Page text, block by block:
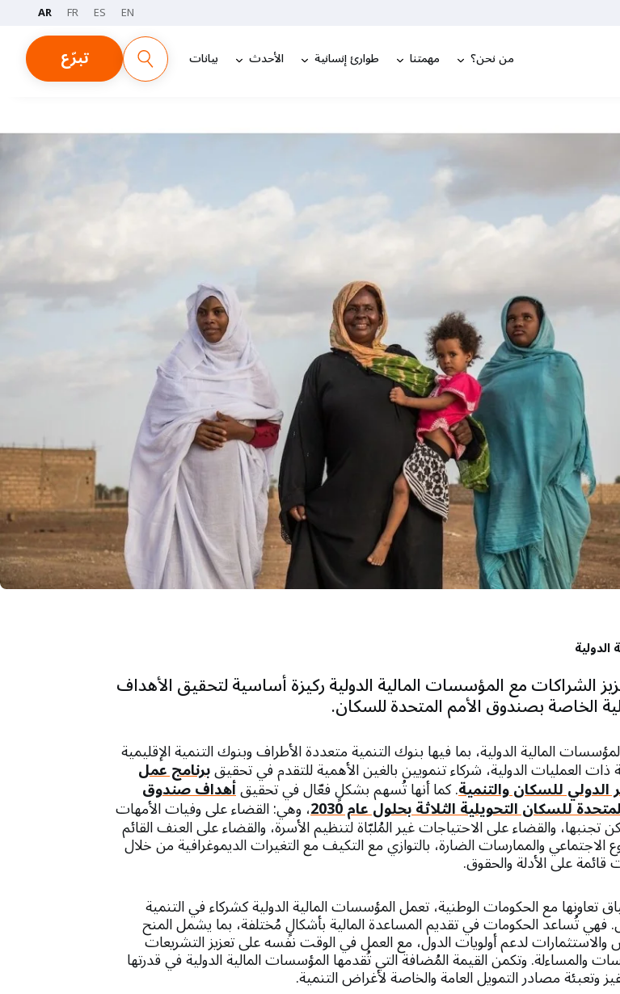
EN
ES
FR
AR
من نحن؟ مهمتنا طوارئ إنسانية الأحدث بيانات تبرّع
الشراكات مع المؤسسات المالية الدولية ركيزة أساسية لتحقيق الأهداف
الخاصة بصندوق الأمم المتحدة للسكان.
المالية الدولية، بما فيها بنوك التنمية متعددة الأطراف وبنوك التنمية الإقليمية
ذات العمليات الدولية، شركاء تنمويين بالغين الأهمية للتقدم في تحقيقبرنامج عمل
الدولي للسكان والتنمية. كما أنها تُسهم بشكلٍ فعّال في تحقيقأهداف صندوق
للسكان التحويلية الثلاثة بحلول عام 2030 ، وهي: القضاء على وفيات الأمهات
تجنبها، والقضاء على الاحتياجات غير المُلبّاة لتنظيم الأسرة، والقضاء على العنف القائم
الاجتماعي والممارسات الضارة، بالتوازي مع التكيف مع التغيرات الديموغرافية من خلال
على الأدلة والحقوق.
تعاونها مع الحكومات الوطنية، تعمل المؤسسات المالية الدولية كشركاء في التنمية
فهي تُساعد الحكومات في تقديم المساعدة المالية بأشكالٍ مُختلفة، بما يشمل المنح
والاستثمارات لدعم أولويات الدول، مع العمل في الوقت نفسه على تعزيز التشريعات
والمساءلة. وتكمن القيمة المُضافة التي تُقدمها المؤسسات المالية الدولية في قدرتها
وتعبئة مصادر التمويل العامة والخاصة لأغراض التنمية.